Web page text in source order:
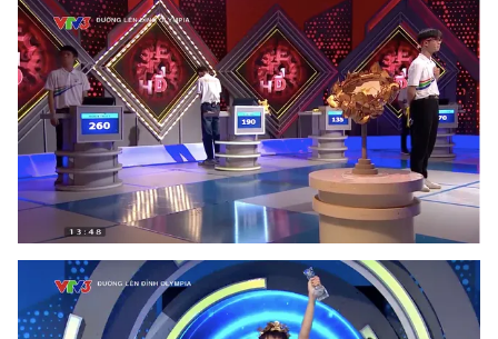
VTV4 Vươn mình bằng AI
VTV9 VTV8
Liên hệ tòa soạn English
THỜI BÁO VTV